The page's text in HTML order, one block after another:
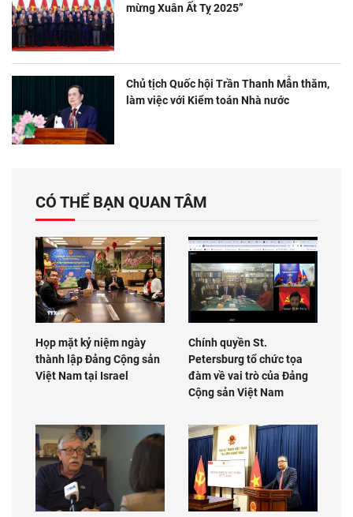
mừng Xuân Ất Tỵ 2025”
Chủ tịch Quốc hội Trần Thanh Mẫn thăm,
làm việc với Kiểm toán Nhà nước
CÓ THỂ BẠN QUAN TÂM
Họp mặt kỷ niệm ngày
thành lập Đảng Cộng sản
Việt Nam tại Israel
Chính quyền St.
Petersburg tổ chức tọa
đàm về vai trò của Đảng
Cộng sản Việt Nam